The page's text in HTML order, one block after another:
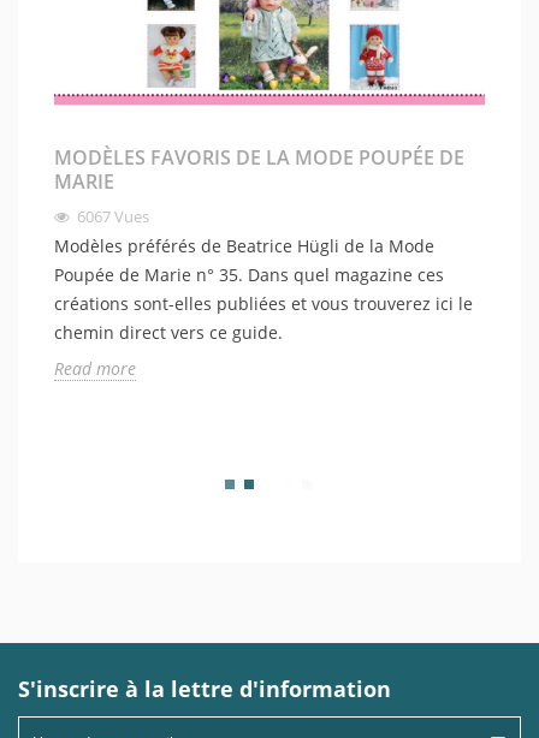
MODÈLES FAVORIS DE LA MODE POUPÉE DE
MARIE
6067Vues
Modèles préférés de Beatrice Hügli de la Mode
Poupée de Marie n° 35. Dans quel magazine ces
créations sont-elles publiées et vous trouverez ici le
chemin direct vers ce guide.
Read more
S'inscrire à la lettre d'information